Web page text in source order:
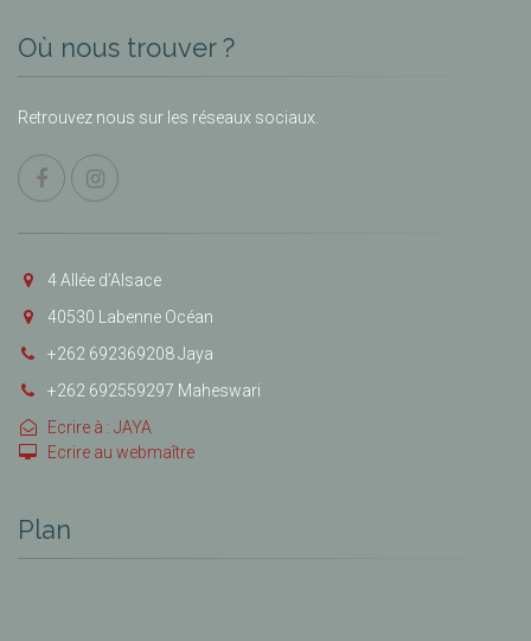
Où nous trouver ?
Retrouvez nous sur les réseaux sociaux.
4 Allée d’Alsace
40530 Labenne Océan
+262 692369208 Jaya
+262 692559297 Maheswari
Ecrire à : JAYA
Ecrire au webmaître
Plan